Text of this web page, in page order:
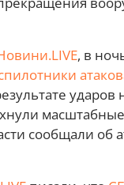
, в
ударов
сообщали об